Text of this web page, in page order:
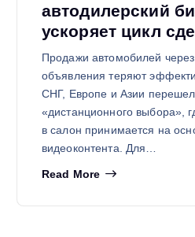
автодилерский
ускоряет цикл
Продажи автомобилей через
объявления теряют
СНГ, Европе и Азии
«дистанционного выбора»,
в салон принимается на
видеоконтента. Для…
Read More